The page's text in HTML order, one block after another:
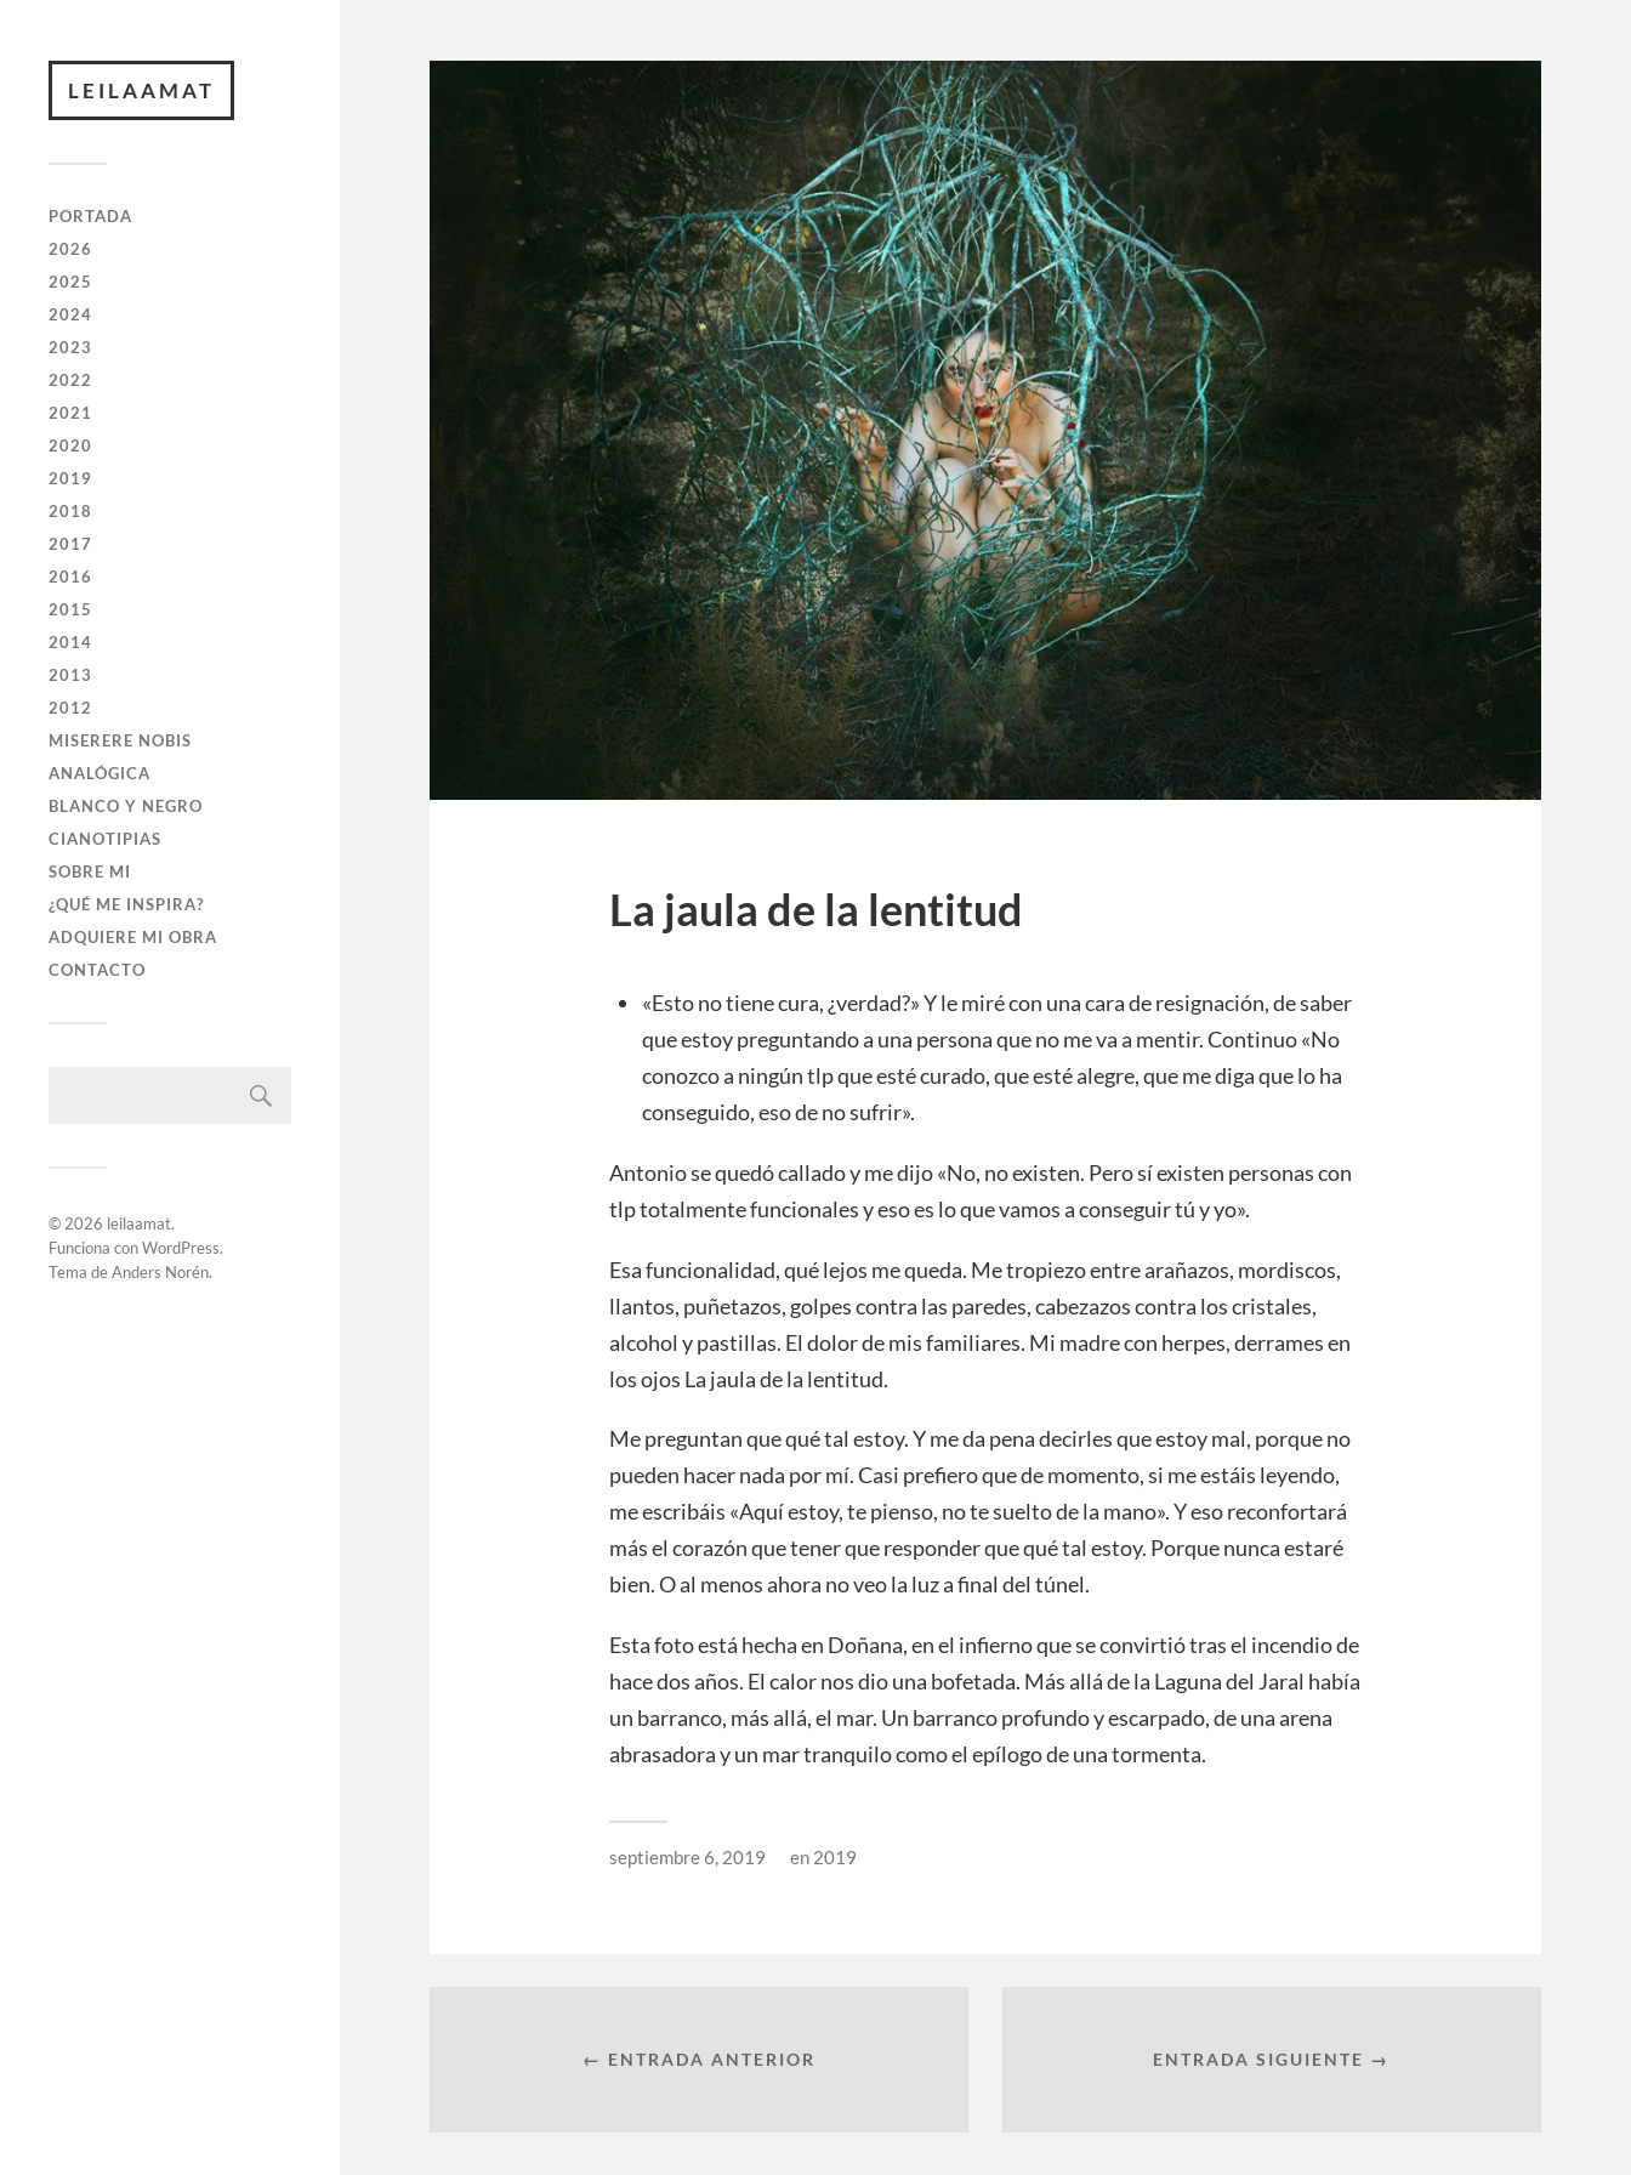
LEILAAMAT
PORTADA
2026
2025
2024
2023
2022
2021
2020
2019
2018
2017
2016
2015
2014
2013
2012
MISERERE NOBIS
ANALÓGICA
BLANCO Y NEGRO
CIANOTIPIAS
SOBRE MI
¿QUÉ ME INSPIRA?
ADQUIERE MI OBRA
CONTACTO
© 2026 leilaamat.
Funciona conWordPress.
Tema deAnders Norén.
La jaula de la lentitud
«Esto no tiene cura, ¿verdad?» Y le miré con una cara de resignación, de saber
que estoy preguntando a una persona que no me va a mentir. Continuo «No
conozco a ningún tlp que esté curado, que esté alegre, que me diga que lo ha
conseguido, eso de no sufrir».
Antonio se quedó callado y me dijo «No, no existen. Pero sí existen personas con
tlp totalmente funcionales y eso es lo que vamos a conseguir tú y yo».
Esa funcionalidad, qué lejos me queda. Me tropiezo entre arañazos, mordiscos,
llantos, puñetazos, golpes contra las paredes, cabezazos contra los cristales,
alcohol y pastillas. El dolor de mis familiares. Mi madre con herpes, derrames en
los ojos La jaula de la lentitud.
Me preguntan que qué tal estoy. Y me da pena decirles que estoy mal, porque no
pueden hacer nada por mí. Casi prefiero que de momento, si me estáis leyendo,
me escribáis «Aquí estoy, te pienso, no te suelto de la mano». Y eso reconfortará
más el corazón que tener que responder que qué tal estoy. Porque nunca estaré
bien. O al menos ahora no veo la luz a final del túnel.
Esta foto está hecha en Doñana, en el infierno que se convirtió tras el incendio de
hace dos años. El calor nos dio una bofetada. Más allá de la Laguna del Jaral había
un barranco, más allá, el mar. Un barranco profundo y escarpado, de una arena
abrasadora y un mar tranquilo como el epílogo de una tormenta.
septiembre 6, 2019 en 2019
← ENTRADA ANTERIOR ENTRADA SIGUIENTE →